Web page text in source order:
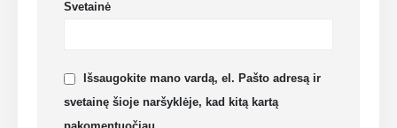
Svetainė
Išsaugokite mano vardą, el. Pašto adresą ir
svetainę šioje naršyklėje, kad kitą kartą
pakomentuočiau.